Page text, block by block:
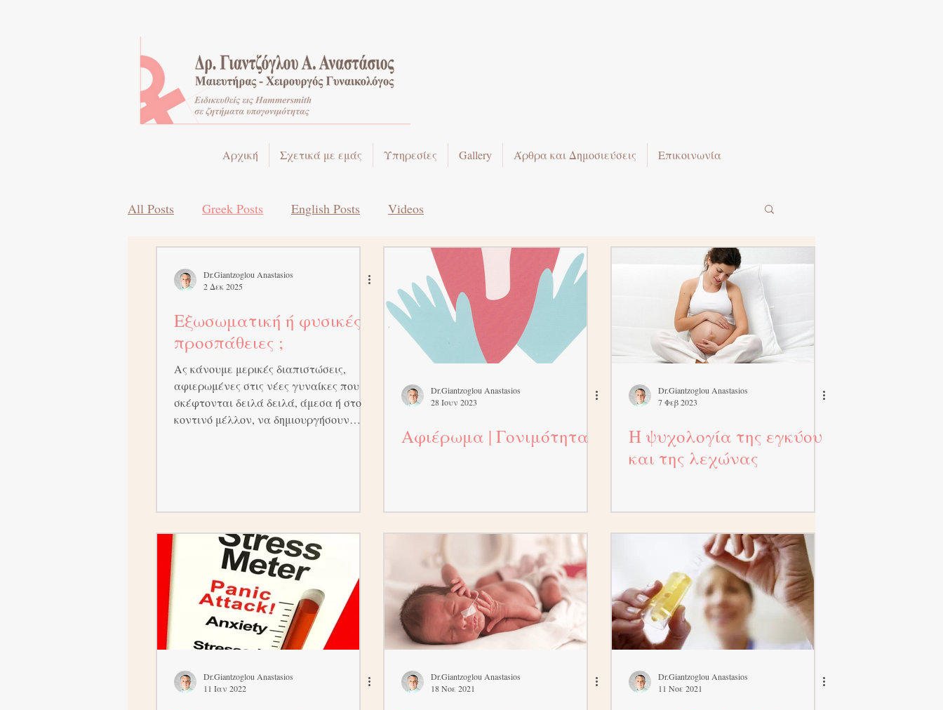
Αρχική Σχετικά με εμάς Υπηρεσίες Gallery Άρθρα και Δημοσιεύσεις Επικοινωνία
All Posts Greek Posts English Posts Videos
Dr.Giantzoglou Anastasios
2 Δεκ 2025
Εξωσωματική ή φυσικές
προσπάθειες ;
Ας κάνουμε μερικές διαπιστώσεις,
αφιερωμένες στις νέες γυναίκες που
σκέφτονται δειλά δειλά, άμεσα ή στο
κοντινό μέλλον, να δημιουργήσουν
Dr.Giantzoglou Anastasios
28 Ιουν 2023
Αφιέρωμα | Γονιμότητα
Dr.Giantzoglou Anastasios
7 Φεβ 2023
Η ψυχολογία της εγκύου
και της λεχώνας
Dr.Giantzoglou Anastasios
11 Ιαν 2022
Dr.Giantzoglou Anastasios
18 Νοε 2021
Dr.Giantzoglou Anastasios
11 Νοε 2021